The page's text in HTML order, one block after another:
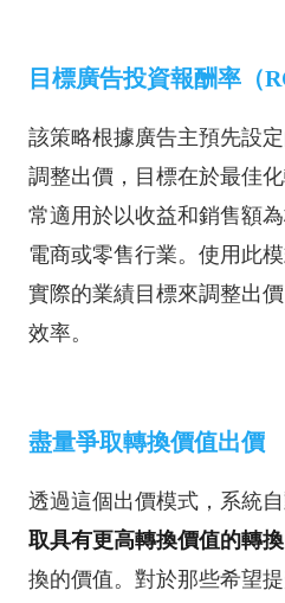
目標廣告投資報酬率（
該策略根據廣告主預先設
調整出價，目標在於最佳
常適用於以收益和銷售額
電商或零售行業。使用此
實際的業績目標來調整出
效率。
盡量爭取轉換價值出價
透過這個出價模式，系統
取具有更高轉換價值的轉換
換的價值。對於那些希望